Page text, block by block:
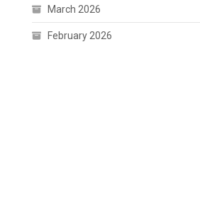
March 2026
February 2026